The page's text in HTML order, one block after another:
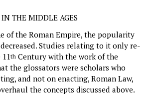
THE MIDDLE AGES
of the Roman Empire, the popularity
Studies relating to it only re-
thCentury with the work of the
the glossators were scholars who
and not on enacting, Roman Law,
the concepts discussed above.